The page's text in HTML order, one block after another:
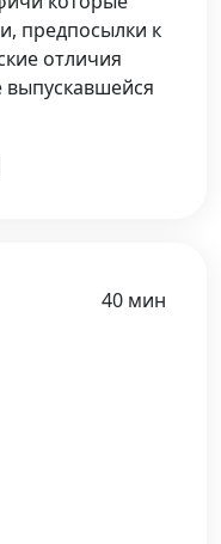
предпосылки к
отличия
выпускавшейся
40 мин